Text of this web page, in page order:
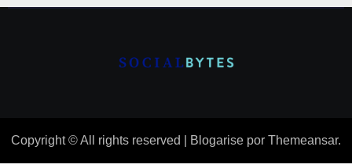
Copyright © All rights reserved Blogarise por Themeansar.